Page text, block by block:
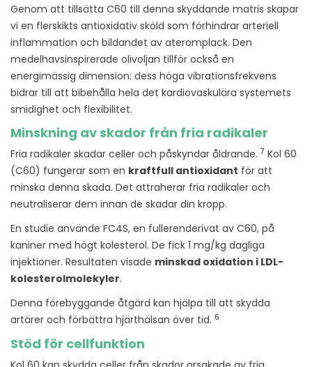
Genom att tillsätta C60 till denna skyddande matris skapar
vi en flerskikts antioxidativ sköld som förhindrar arteriell
inflammation och bildandet av ateromplack. Den
medelhavsinspirerade olivoljan tillför också en
energimässig dimension: dess höga vibrationsfrekvens
bidrar till att bibehålla hela det kardiovaskulära systemets
smidighet och flexibilitet.
Minskning av skador från fria radikaler
Fria radikaler skadar celler och påskyndar åldrande. 7 Kol 60
(C60) fungerar som en kraftfull antioxidant för att
minska denna skada. Det attraherar fria radikaler och
neutraliserar dem innan de skadar din kropp.
En studie använde FC4S, en fullerenderivat av C60, på
kaniner med högt kolesterol. De fick 1 mg/kg dagliga
injektioner. Resultaten visade minskad oxidation i LDL-
kolesterolmolekyler.
Denna förebyggande åtgärd kan hjälpa till att skydda
artärer och förbättra hjärthälsan över tid. 6
Stöd för cellfunktion